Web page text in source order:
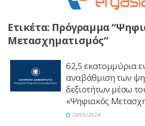
Ετικέτα: Πρόγραμμα
Μετασχηματισμός”
62,5 εκατομμύρια
αναβάθμιση των
δεξιοτήτων μέσω
«Ψηφιακός
24/05/2024